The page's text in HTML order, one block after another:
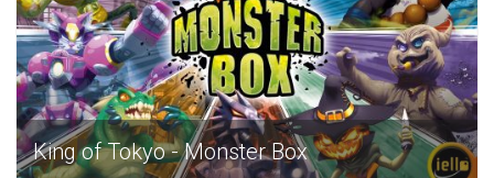
King of Tokyo - Monster Box